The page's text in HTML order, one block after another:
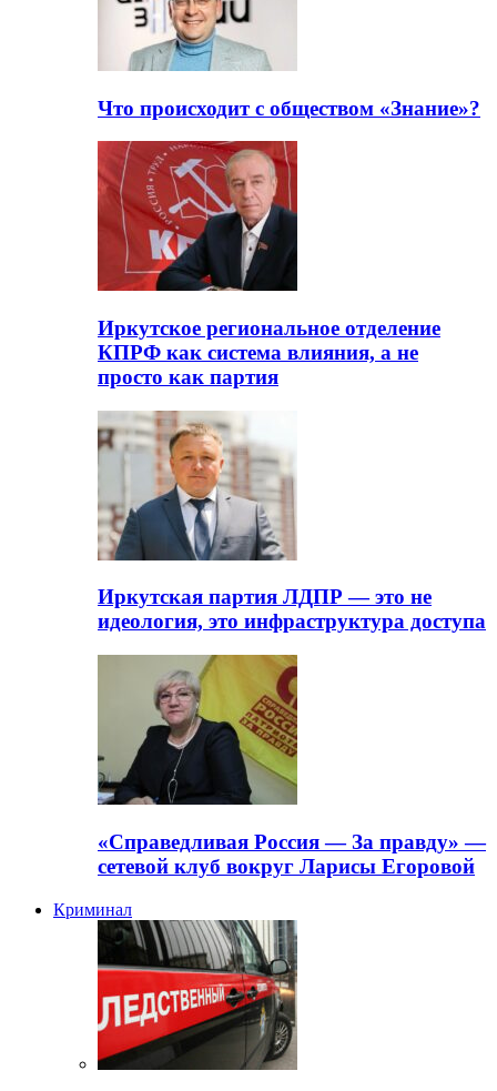
Что происходит с обществом «Знание»?
Иркутское региональное отделение
КПРФ как система влияния, а не
просто как партия
Иркутская партия ЛДПР — это не
идеология, это инфраструктура доступа
«Справедливая Россия — За правду» —
сетевой клуб вокруг Ларисы Егоровой
Криминал